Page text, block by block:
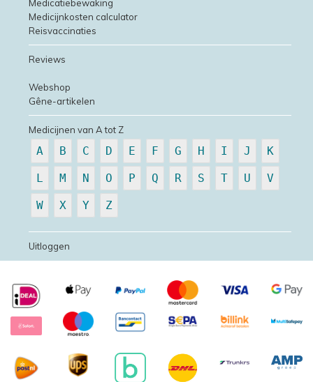
Medicatiebewaking
Medicijnkosten calculator
Reisvaccinaties
Reviews
Webshop
Gêne-artikelen
Medicijnen van A tot Z
A B C D E F G H I J K
L M N O P Q R S T U V
W X Y Z
Uitloggen